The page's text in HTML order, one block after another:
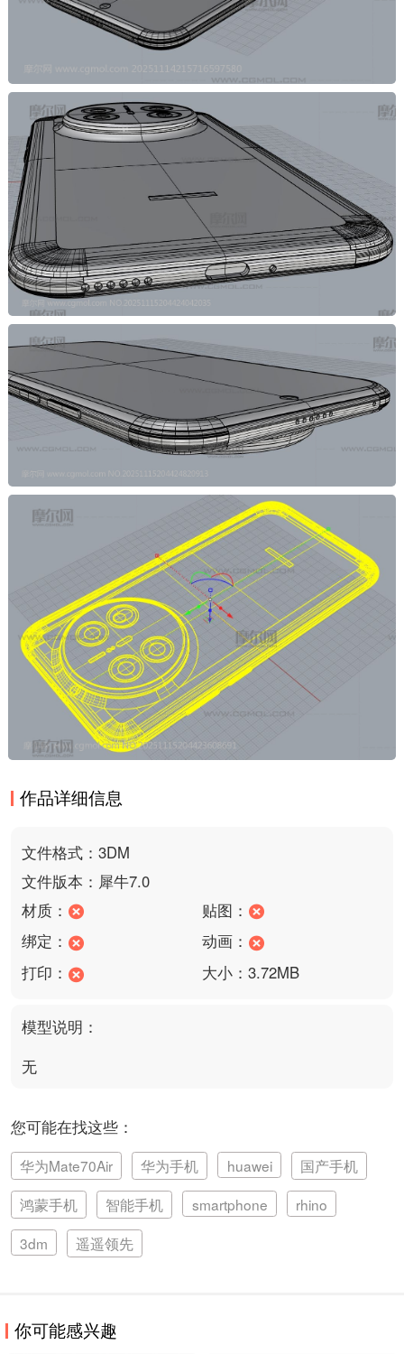
作品详细信息
文件格式：3DM
文件版本：犀牛7.0
材质：
贴图：
绑定：
动画：
打印：
大小：3.72MB
模型说明：
无
您可能在找这些：
华为Mate70Air 华为手机 huawei
国产手机
鸿蒙手机
智能手机 smartphone
rhino
3dm
遥遥领先
你可能感兴趣